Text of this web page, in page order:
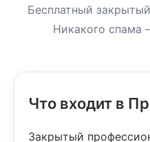
Бесплатный
Никакого спама
Что входит в
Закрытый